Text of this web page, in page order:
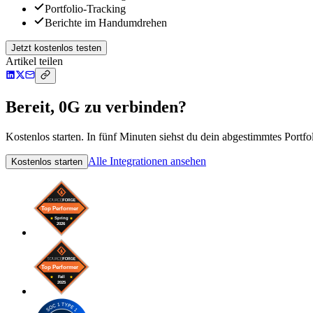
Portfolio-Tracking
Berichte im Handumdrehen
Jetzt kostenlos testen
Artikel teilen
Bereit, 0G zu verbinden?
Kostenlos starten. In fünf Minuten siehst du dein abgestimmtes
Kostenlos starten Alle Integrationen ansehen